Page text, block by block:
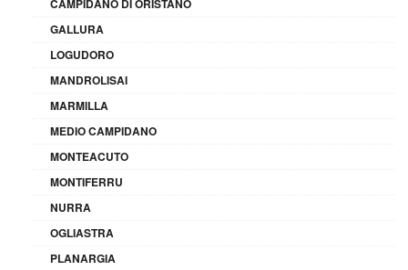
CAMPIDANO DI ORISTANO
GALLURA
LOGUDORO
MANDROLISAI
MARMILLA
MEDIO CAMPIDANO
MONTEACUTO
MONTIFERRU
NURRA
OGLIASTRA
PLANARGIA